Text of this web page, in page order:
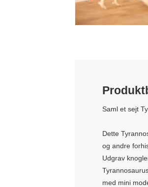
Saml et sejt
Dette
og andre
Udgrav
med mini